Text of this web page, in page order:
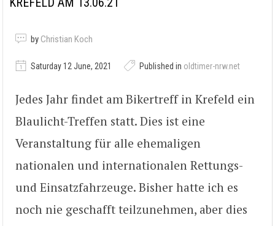
by Christian Koch
Saturday 12 June, 2021 Published in oldtimer-nrw.net
Jedes Jahr findet am Bikertreff in Krefeld ein
Blaulicht-Treffen statt. Dies ist eine
Veranstaltung für alle ehemaligen
nationalen und internationalen Rettungs-
und Einsatzfahrzeuge. Bisher hatte ich es
noch nie geschafft teilzunehmen, aber dies